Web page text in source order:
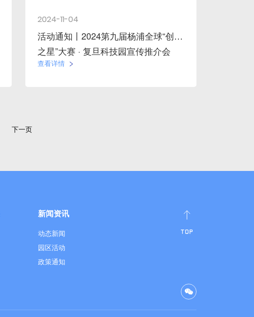
2024-11-04
活动通知丨2024第九届杨浦全球“创业
之星”大赛 · 复旦科技园宣传推介会
查看详情
下一页
新闻资讯
动态新闻
园区活动
政策通知